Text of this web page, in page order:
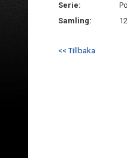
Serie:
Samling:
<< Tillbaka